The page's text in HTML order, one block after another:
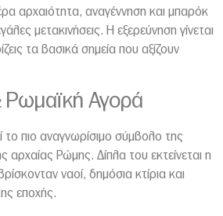
αρχαιότητα, αναγέννηση και μπαρόκ
μετακινήσεις. Η εξερεύνηση γίνεται
τα βασικά σημεία που αξίζουν
Αγορά
το πιο αναγνωρίσιμο σύμβολο της
αρχαίας Ρώμης. Δίπλα του εκτείνεται η
ναοί, δημόσια κτίρια και
εποχής.